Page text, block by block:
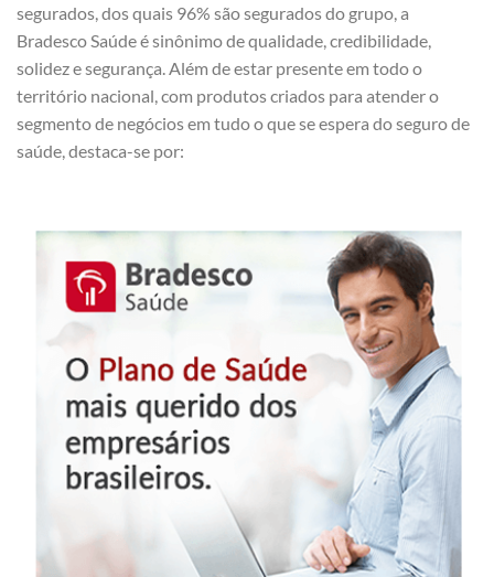
segurados, dos quais 96% são segurados do grupo, a
Bradesco Saúde é sinônimo de qualidade, credibilidade,
solidez e segurança. Além de estar presente em todo o
território nacional, com produtos criados para atender o
segmento de negócios em tudo o que se espera do seguro de
saúde, destaca-se por: